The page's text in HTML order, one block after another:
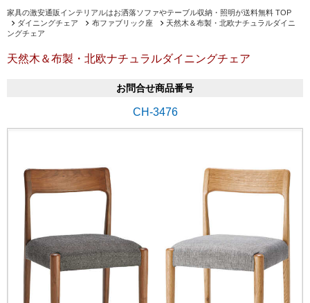
家具の激安通販インテリアルはお洒落ソファやテーブル収納・照明が送料無料 TOP
ダイニングチェア
布ファブリック座
天然木＆布製・北欧ナチュラルダイニ
ングチェア
天然木＆布製・北欧ナチュラルダイニングチェア
お問合せ商品番号
CH-3476